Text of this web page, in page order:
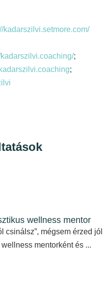
kadarszilvi.setmore.com/
;
;
wellness mentor
csinálsz”, mégsem érzed jól
mentorként és ...